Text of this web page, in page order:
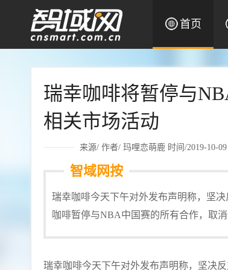
首页
瑞幸咖啡将暂停与
相关市场活动
来源/ 作者/ 玛哩恋萌鹿 时间/2019-10-
智域网按
瑞幸咖啡今天下午对外发布声明称，坚
咖啡暂停与NBA中国赛的所有合作，取消
瑞幸咖啡今天下午对外发布声明称，坚决